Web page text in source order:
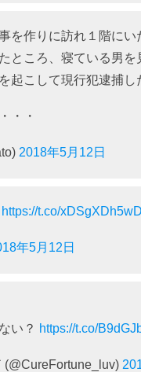
を作りに訪れ１階に
ところ、寝ている男
起こして現行犯逮捕し
・・
2018年5月12日
https://t.co/xDSgXDh5wD
年5月12日
い？ https://t.co/